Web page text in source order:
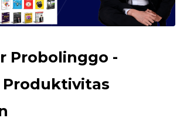
Probolinggo -
Produktivitas